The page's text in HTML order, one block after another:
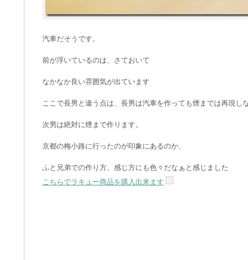
汽車だそうです。
前が浮いているのは、さておいて
なかなか良い雰囲気が出ています
ここで長男と違う点は、長男は汽車を作っても煙までは再現し
次男は絶対に煙まで作ります。
京都の梅小路に行ったのが印象にあるのか、
ふと兄弟での作り方、感じ方にも色々だなぁと感じました
こちらでラキュー商品を購入出来ます